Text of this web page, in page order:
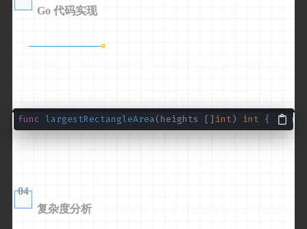
Go 代码实现
func largestRectangleArea(heights [] int) int { n
04
复杂度分析